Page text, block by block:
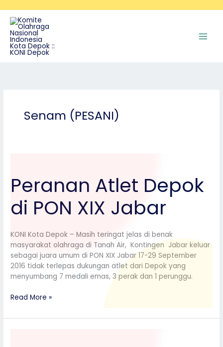
content
Senam (PESANI)
Peranan Atlet Depok
di PON XIX Jabar
KONI Kota Depok – Masih teringat jelas di benak
masyarakat olahraga di Tanah Air, Kontingen Jabar keluar
sebagai juara umum di PON XIX Jabar 17-29 September
2016 tidak terlepas dukungan atlet dari Depok yang
menyumbang 7 medali emas, 3 perak dan 1 perunggu.
Depok
di
PON
XIX
Read More »